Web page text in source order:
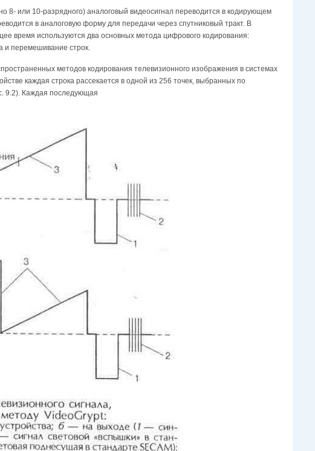
или 10-разрядного) аналоговый видеосигнал переводится в кодирующем
в аналоговую форму для передачи через спутниковый тракт. В
время используются два основных метода цифрового кодирования:
и перемешивание строк.
методов кодирования телевизионного изображения в системах
каждая строка рассекается в одной из 256 точек, выбранных по
9.2). Каждая последующая